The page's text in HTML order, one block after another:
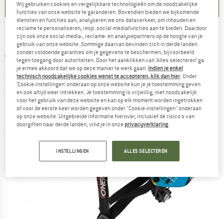
O'NEAL -Defender 2.0 Helmet - Fietshelm
5,0(1)
Wij gebruiken cookies en vergelijkbare technologieën om de noodzakelijke
functies van onze website te garanderen. Bovendien bieden we bijkomende
diensten en functies aan, analyseren we ons dataverkeer, om inhouden en
reclame te personaliseren, resp. social-mediafuncties aan te bieden. Daardoor
zijn ook onze social-media-, reclame- en analysepartners op de hoogte van je
gebruik van onze website. Sommige daarvan bevinden zich in derde landen
zonder voldoende garanties om je gegevens te beschermen, bijvoorbeeld
tegen toegang door autoriteiten. Door het aanklikken van ‘Alles selecteren’ ga
je ermee akkoord dat we op deze manier te werk gaan. Indien je enkel
technisch noodzakelijke cookies wenst te accepteren, klik dan hier. Onder
‘Cookie-instellingen’ onderaan op onze website kun je je toestemming geven
en ook altijd weer intrekken. Je toestemming is vrijwillig, niet noodzakelijk
voor het gebruik van deze website en kan op elk moment worden ingetrokken
of voor de eerste keer worden gegeven onder "Cookie-instellingen" onderaan
op onze website. Uitgebreide informatie hierover, inclusief de risico's van
doorgiften naar derde landen, vind je in onze privacyverklaring.
INSTELLINGEN ALLES SELECTEREN